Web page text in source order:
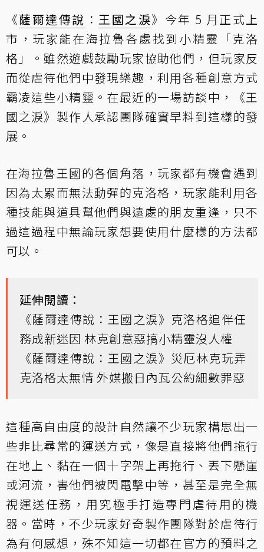
《薩爾達傳說 ：王國之淚》今年 5 月正式上
市，玩家能在海拉魯各處找到小精靈「克洛
格」。雖然遊戲鼓勵玩家協助他們，但玩家反
而從虐待他們中發現樂趣，利用各種創意方式
霸凌這些小精靈。在最近的一場訪談中，《王
國之淚》製作人承認團隊確實早料到這樣的發
展。
在海拉魯王國的各個角落，玩家都有機會遇到
因為太累而無法動彈的克洛格，玩家能利用各
種技能與道具幫他們與遠處的朋友重逢，只不
過這過程中無論玩家想要使用什麼樣的方法都
可以。
延伸閱讀：
《薩爾達傳說：王國之淚》克洛格追伴任
務成新迷因 林克創意惡搞小精靈沒人權
《薩爾達傳說：王國之淚》災厄林克玩弄
克洛格太無情 外媒搬日內瓦公約細數罪惡
這種高自由度的設計自然讓不少玩家構思出一
些非比尋常的運送方式，像是直接將他們拖行
在地上、黏在一個十字架上再拖行、丟下懸崖
或河流，害他們被閃電擊中等，甚至是完全無
視運送任務，用究極手打造專門虐待用的機
器。當時，不少玩家好奇製作團隊對於虐待行
為有何感想，殊不知這一切都在官方的預料之